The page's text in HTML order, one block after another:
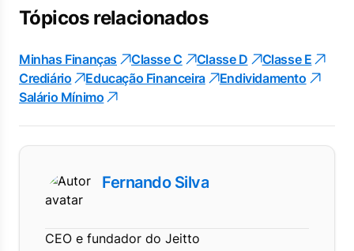
Tópicos relacionados
Minhas Finanças Classe C Classe D
Classe E
Crediário
Educação Financeira
Endividamento
Salário Mínimo
Fernando Silva
CEO e fundador do Jeitto